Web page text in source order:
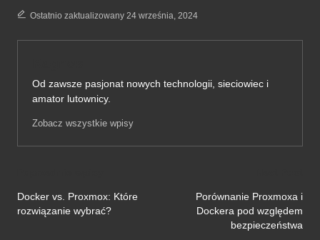
Ostatnio zaktualizowany 24 września, 2024
Od zawsze pasjonat nowych technologii, sieciowiec i
amator lutownicy.
Zobacz wszystkie wpisy
navigation
Docker vs. Proxmox: Które
rozwiązanie wybrać?
Porównanie Proxmoxa i
Dockera pod względem
bezpieczeństwa